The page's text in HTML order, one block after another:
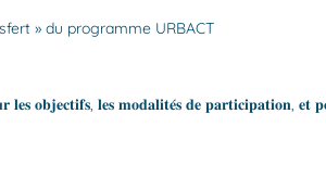
» du programme URBACT
𝐨𝐛𝐣𝐞𝐜𝐭𝐢𝐟𝐬, 𝐥𝐞𝐬 𝐦𝐨𝐝𝐚𝐥𝐢𝐭𝐞́𝐬 𝐝𝐞 𝐩𝐚𝐫𝐭𝐢𝐜𝐢𝐩𝐚𝐭𝐢𝐨𝐧,